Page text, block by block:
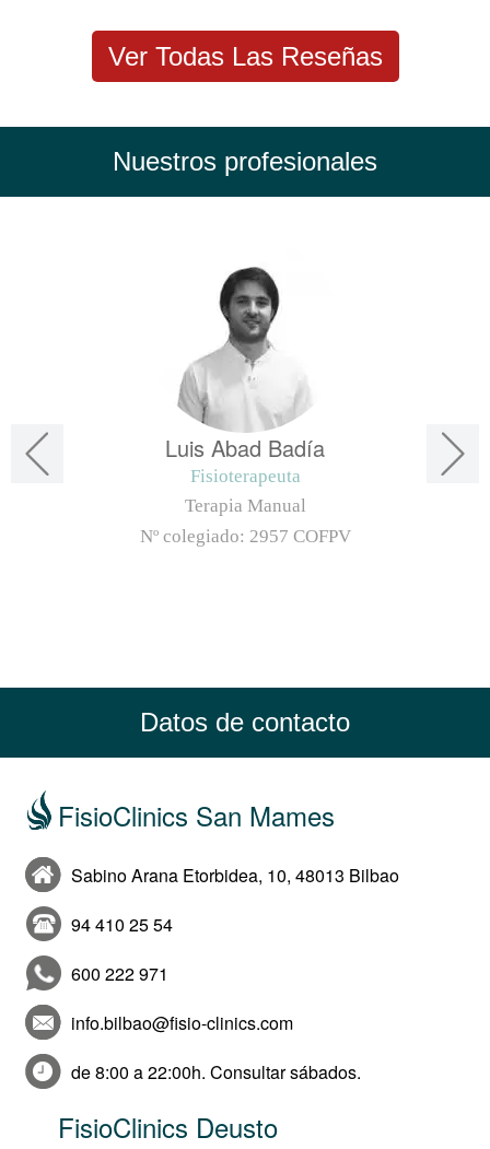
Ver Todas Las Reseñas
Nuestros profesionales
Luis Abad Badía
Fisioterapeuta
Terapia Manual
Nº colegiado: 2957 COFPV
Datos de contacto
FisioClinics San Mames
Sabino Arana Etorbidea, 10, 48013 Bilbao
94 410 25 54
600 222 971
info.bilbao@fisio-clinics.com
de 8:00 a 22:00h. Consultar sábados.
FisioClinics Deusto